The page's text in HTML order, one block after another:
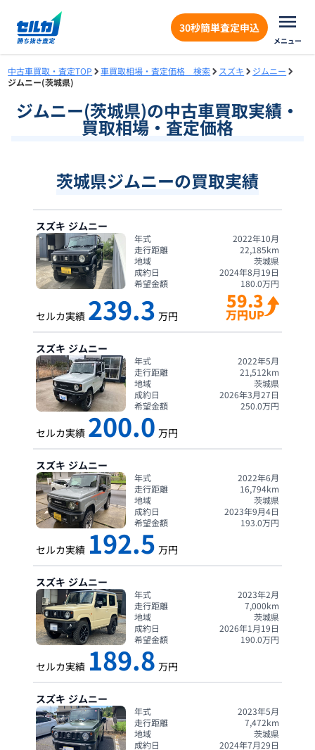
30秒簡単査定申込
メニュー
中古車買取・査定TOP 車買取相場・査定価格 検索 スズキ
ジムニー
ジムニー(茨城県)
ジムニー(茨城県)の中古車買取実績・
買取相場・査定価格
茨城県ジムニーの買取実績
スズキ ジムニー
年式
2022年10月
走行距離
22,185km
地域
茨城県
成約日
2024年8月19日
希望金額
180.0万円
セルカ実績 239.3 万円
59.3
万円UP
スズキ ジムニー
年式
2022年5月
走行距離
21,512km
地域
茨城県
成約日
2026年3月27日
希望金額
250.0万円
セルカ実績 200.0 万円
スズキ ジムニー
年式
2022年6月
走行距離
16,794km
地域
茨城県
成約日
2023年9月4日
希望金額
193.0万円
セルカ実績 192.5 万円
スズキ ジムニー
年式
2023年2月
走行距離
7,000km
地域
茨城県
成約日
2026年1月19日
希望金額
190.0万円
セルカ実績 189.8 万円
スズキ ジムニー
年式
2023年5月
走行距離
7,472km
地域
茨城県
成約日
2024年7月29日